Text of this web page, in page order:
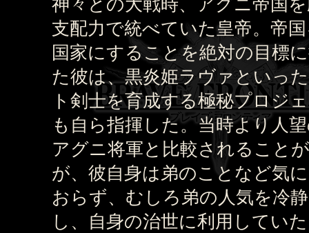
支配力で統べていた皇帝。帝
国家にすることを絶対の目標
た彼は、黒炎姫ラヴァといっ
ト剣士を育成する極秘プロジ
も自ら指揮した。当時より人
アグニ将軍と比較されること
が、彼自身は弟のことなど気
おらず、むしろ弟の人気を冷
し、自身の治世に利用してい